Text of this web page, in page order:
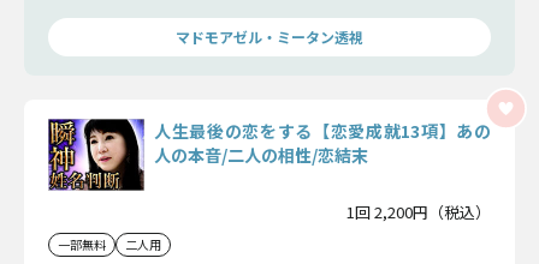
意識を通して視ていきましょう。
マドモアゼル・ミータン透視
人生最後の恋をする【恋愛成就13項】あの
人の本音/二人の相性/恋結末
1回 2,200円（税込）
一部無料 二人用